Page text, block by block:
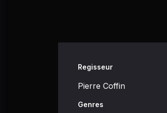
Regisseur
Pierre Coffin
Genres